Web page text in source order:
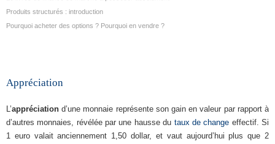
Produits structurés : introduction
Pourquoi acheter des options ? Pourquoi en vendre ?
Appréciation
L’appréciation d’une monnaie représente son gain en valeur par rapport à
d’autres monnaies, révélée par une hausse du taux de change effectif. Si
1 euro valait anciennement 1,50 dollar, et vaut aujourd’hui plus que 2